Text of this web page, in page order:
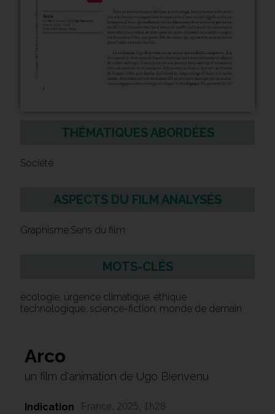
THÉMATIQUES ABORDÉES
Société
ASPECTS DU FILM ANALYSÉS
Graphisme,Sens du film
MOTS-CLÉS
écologie, urgence climatique, éthique
technologique, science-fiction, monde de demain
Arco
un film d'animation de Ugo Bienvenu
Indication France, 2025, 1h28